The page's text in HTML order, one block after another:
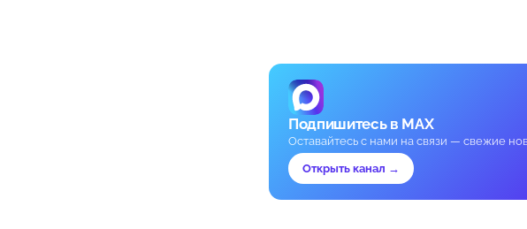
Подпишитесь в MAX
Оставайтесь с нами на связи — свежие
Открыть канал →